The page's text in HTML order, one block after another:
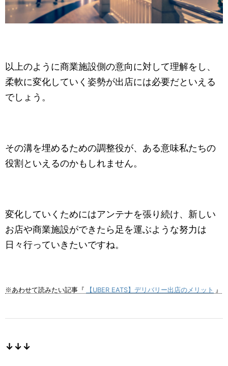
以上のように商業施設側の意向に対して理解をし、
柔軟に変化していく姿勢が出店には必要だといえる
でしょう。
その溝を埋めるための調整役が、ある意味私たちの
役割といえるのかもしれません。
変化していくためにはアンテナを張り続け、新しい
お店や商業施設ができたら足を運ぶような努力は
日々行っていきたいですね。
※あわせて読みたい記事『【UBER EATS】デリバリー出店のメリット』
↓↓↓